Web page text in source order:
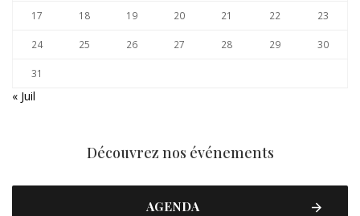
17 18 19 20 21 22 23
24 25 26 27 28 29 30
31
« Juil
Découvrez nos événements
AGENDA